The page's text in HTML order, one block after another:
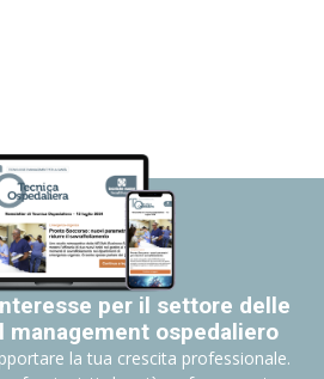
per il settore delle
management ospedaliero
la tua crescita professionale.